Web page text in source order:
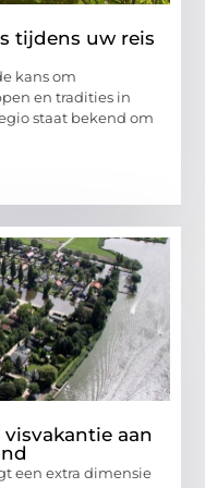
tijdens uw reis
kans om
en tradities in
staat bekend om
aan
een extra dimensie